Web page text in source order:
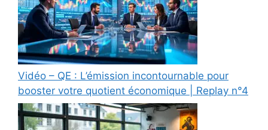
Vidéo – QE : L’émission incontournable pour
booster votre quotient économique | Replay n°4